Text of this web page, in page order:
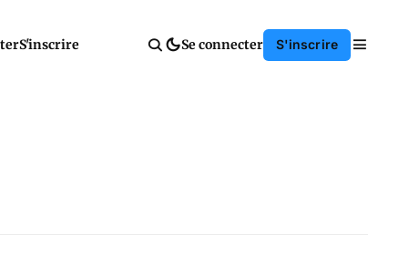
S'inscrire Se connecter S'inscrire